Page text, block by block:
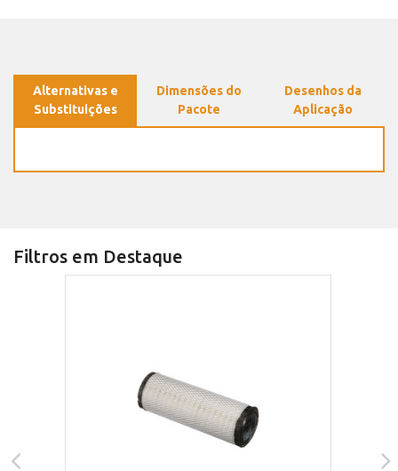
Alternativas e
Substituições
Dimensões do
Pacote
Desenhos da
Aplicação
Filtros em Destaque